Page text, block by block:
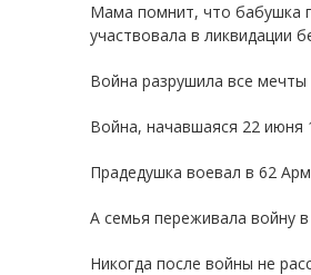
Мама помнит, что бабушка
участвовала в ликвидации
Война разрушила все мечты
Война, начавшаяся 22 июня
Прадедушка воевал в 62
А семья переживала войну
Никогда после войны не